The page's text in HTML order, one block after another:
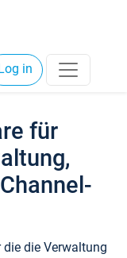
in
für
die Verwaltung